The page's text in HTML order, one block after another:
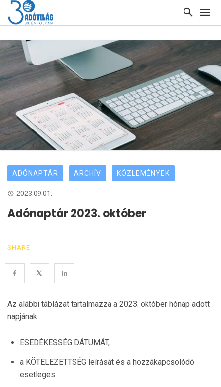
ADÓNAPTÁR ARCHÍV KÖZLEMÉNYEK
2023.09.01.
Adónaptár 2023. október
SHARE
Az alábbi táblázat tartalmazza a 2023. október hónap adott
napjának
ESEDÉKESSÉG DÁTUMÁT,
a KÖTELEZETTSÉG leírását és a hozzákapcsolódó
esetleges